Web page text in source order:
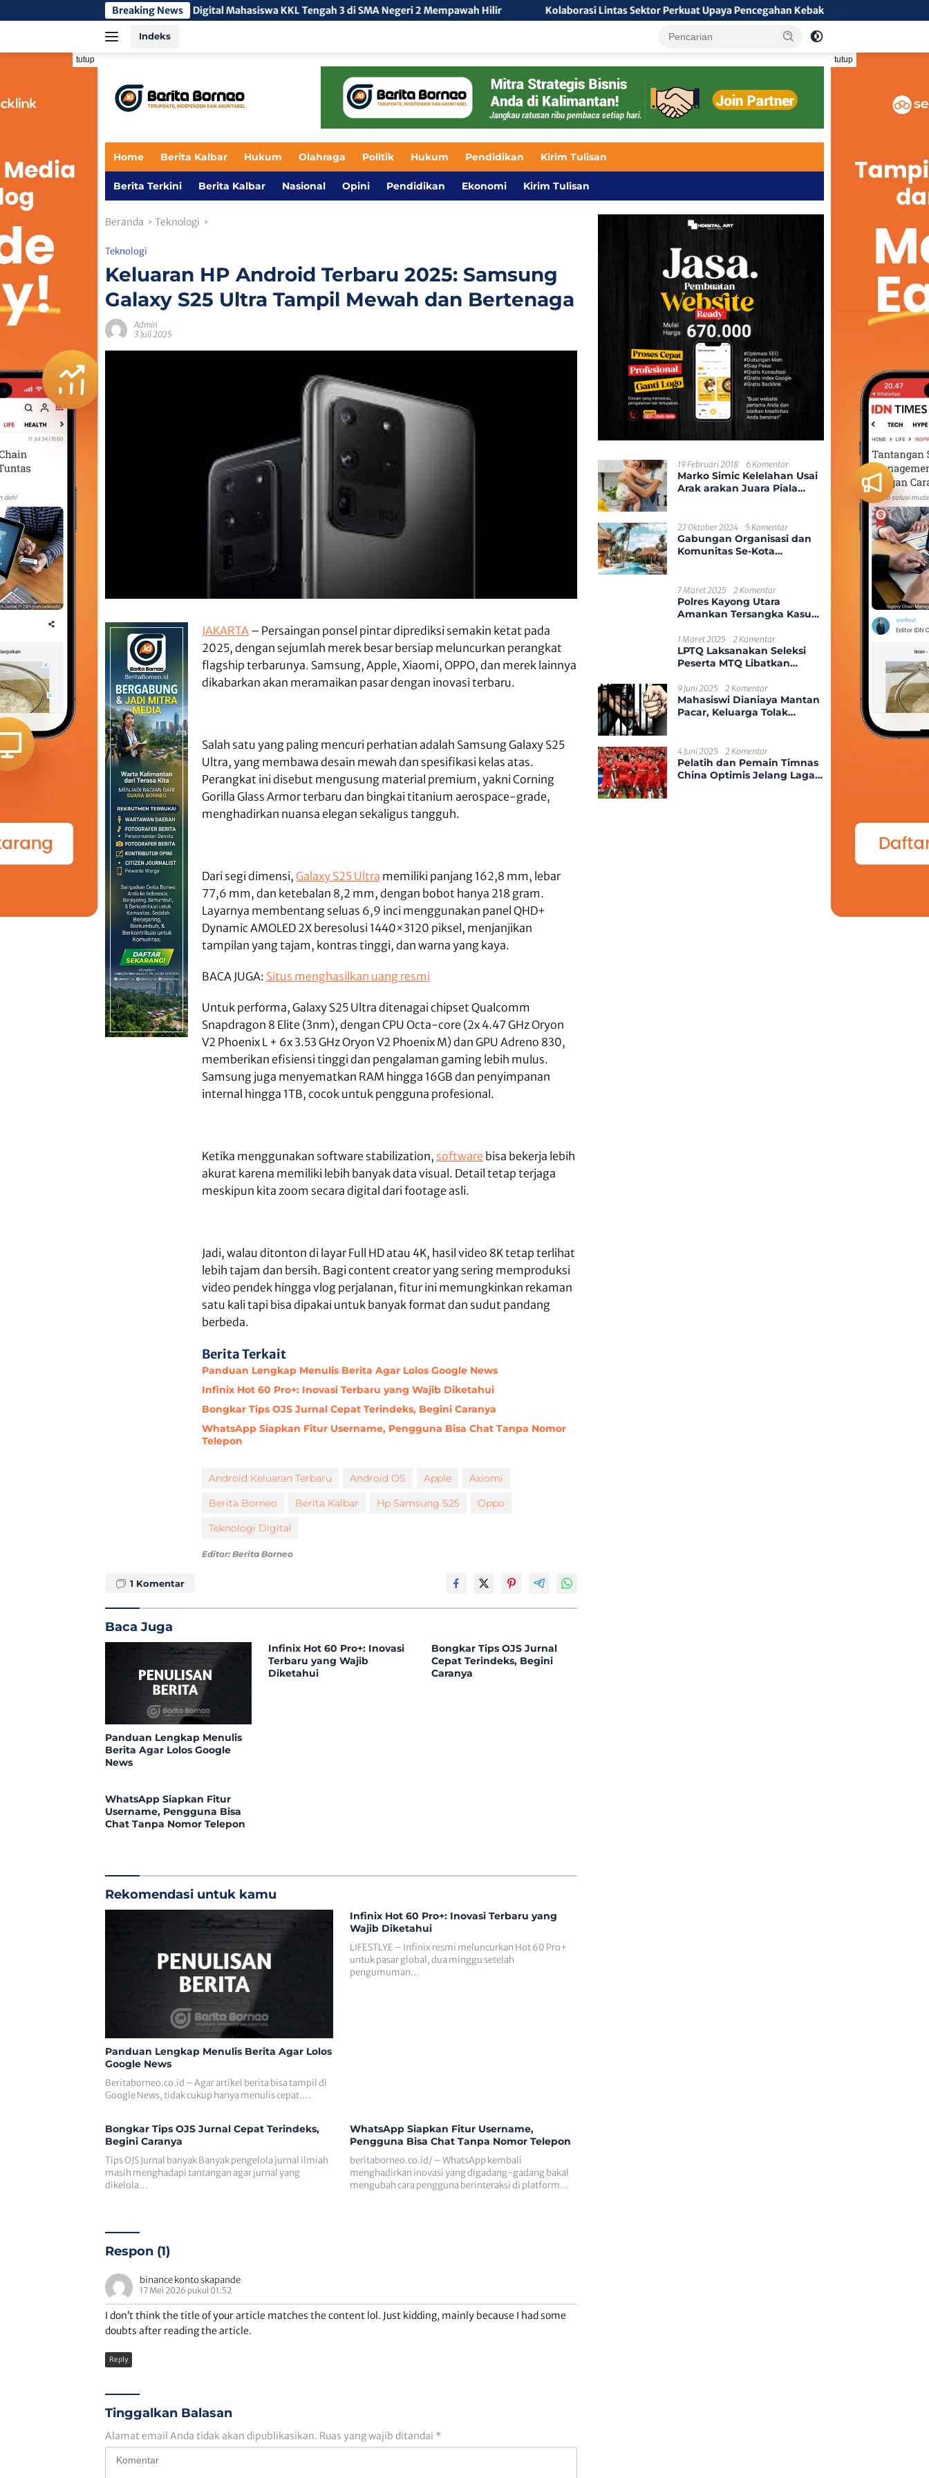
ke
Breaking News
Pembinaan Literasi Digital Mahasiswa KKL Tengah 3 di SMA Negeri 2 Mempawah Hilir Kolaborasi Lintas Sektor Perkuat Upaya Pencegahan Kebakaran Hutan dan Lahan di Kapuas Hulu
Indeks
tutup tutup
Home Berita Kalbar Hukum Olahraga Politik Hukum Pendidikan Kirim Tulisan
Berita Terkini Berita Kalbar Nasional Opini Pendidikan Ekonomi Kirim Tulisan
Beranda Teknologi
Teknologi
Keluaran HP Android Terbaru 2025: Samsung
Galaxy S25 Ultra Tampil Mewah dan Bertenaga
Admin
3 Juli 2025
JAKARTA – Persaingan ponsel pintar diprediksi semakin ketat pada
2025, dengan sejumlah merek besar bersiap meluncurkan perangkat
flagship terbarunya. Samsung, Apple, Xiaomi, OPPO, dan merek lainnya
dikabarkan akan meramaikan pasar dengan inovasi terbaru.
Salah satu yang paling mencuri perhatian adalah Samsung Galaxy S25
Ultra, yang membawa desain mewah dan spesifikasi kelas atas.
Perangkat ini disebut mengusung material premium, yakni Corning
Gorilla Glass Armor terbaru dan bingkai titanium aerospace-grade,
menghadirkan nuansa elegan sekaligus tangguh.
Dari segi dimensi, Galaxy S25 Ultra memiliki panjang 162,8 mm, lebar
77,6 mm, dan ketebalan 8,2 mm, dengan bobot hanya 218 gram.
Layarnya membentang seluas 6,9 inci menggunakan panel QHD+
Dynamic AMOLED 2X beresolusi 1440×3120 piksel, menjanjikan
tampilan yang tajam, kontras tinggi, dan warna yang kaya.
BACA JUGA: Situs menghasilkan uang resmi
Untuk performa, Galaxy S25 Ultra ditenagai chipset Qualcomm
Snapdragon 8 Elite (3nm), dengan CPU Octa-core (2x 4.47 GHz Oryon
V2 Phoenix L + 6x 3.53 GHz Oryon V2 Phoenix M) dan GPU Adreno 830,
memberikan efisiensi tinggi dan pengalaman gaming lebih mulus.
Samsung juga menyematkan RAM hingga 16GB dan penyimpanan
internal hingga 1TB, cocok untuk pengguna profesional.
Ketika menggunakan software stabilization, software bisa bekerja lebih
akurat karena memiliki lebih banyak data visual. Detail tetap terjaga
meskipun kita zoom secara digital dari footage asli.
Jadi, walau ditonton di layar Full HD atau 4K, hasil video 8K tetap terlihat
lebih tajam dan bersih. Bagi content creator yang sering memproduksi
video pendek hingga vlog perjalanan, fitur ini memungkinkan rekaman
satu kali tapi bisa dipakai untuk banyak format dan sudut pandang
berbeda.
Berita Terkait
Panduan Lengkap Menulis Berita Agar Lolos Google News
Infinix Hot 60 Pro+: Inovasi Terbaru yang Wajib Diketahui
Bongkar Tips OJS Jurnal Cepat Terindeks, Begini Caranya
WhatsApp Siapkan Fitur Username, Pengguna Bisa Chat Tanpa Nomor
Telepon
Android Keluaran Terbaru Android OS Apple
Axiomi
Berita Borneo
Berita Kalbar Hp Samsung S25
Oppo
Teknologi Digital
Editor: Berita Borneo
1 Komentar
Baca Juga
Panduan Lengkap Menulis
Berita Agar Lolos Google
News
Infinix Hot 60 Pro+: Inovasi
Terbaru yang Wajib
Diketahui
Bongkar Tips OJS Jurnal
Cepat Terindeks, Begini
Caranya
WhatsApp Siapkan Fitur
Username, Pengguna Bisa
Chat Tanpa Nomor Telepon
Rekomendasi untuk kamu
Panduan Lengkap Menulis Berita Agar Lolos
Google News
Beritaborneo.co.id – Agar artikel berita bisa tampil di
Google News, tidak cukup hanya menulis cepat….
Infinix Hot 60 Pro+: Inovasi Terbaru yang
Wajib Diketahui
LIFESTLYE – Infinix resmi meluncurkan Hot 60 Pro+
untuk pasar global, dua minggu setelah
pengumuman…
Bongkar Tips OJS Jurnal Cepat Terindeks,
Begini Caranya
Tips OJS Jurnal banyak Banyak pengelola jurnal ilmiah
masih menghadapi tantangan agar jurnal yang
dikelola…
WhatsApp Siapkan Fitur Username,
Pengguna Bisa Chat Tanpa Nomor Telepon
beritaborneo.co.id/ – WhatsApp kembali
menghadirkan inovasi yang digadang-gadang bakal
mengubah cara pengguna berinteraksi di platform…
Respon (1)
binance konto skapande
17 Mei 2026 pukul 01:52
I don’t think the title of your article matches the content lol. Just kidding, mainly because I had some
doubts after reading the article.
Reply
Tinggalkan Balasan
Alamat email Anda tidak akan dipublikasikan. Ruas yang wajib ditandai *
19 Februari 2018 6 Komentar
Marko Simic Kelelahan Usai
Arak arakan Juara Piala
27 Oktober 2024 5 Komentar
Gabungan Organisasi dan
Komunitas Se-Kota
7 Maret 2025 2 Komentar
Polres Kayong Utara
Amankan Tersangka Kasus
1 Maret 2025 2 Komentar
LPTQ Laksanakan Seleksi
Peserta MTQ Libatkan
Kecamatan Sungai
Ambawang
9 Juni 2025 2 Komentar
Mahasiswi Dianiaya Mantan
Pacar, Keluarga Tolak
4 Juni 2025 2 Komentar
Pelatih dan Pemain Timnas
China Optimis Jelang Laga